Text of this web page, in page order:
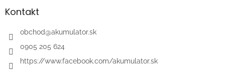
äKontakt
obchod@akumulator.sk
0905 205 624
https://www.facebook.com/akumulator.sk